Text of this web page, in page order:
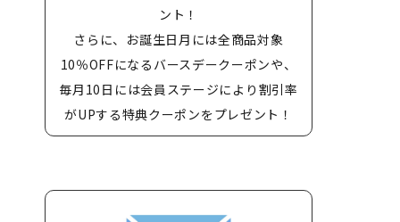
ント！
さらに、お誕生日月には全商品対象
10％OFFになるバースデークーポンや、
毎月10日には会員ステージにより割引率
がUPする特典クーポンをプレゼント！